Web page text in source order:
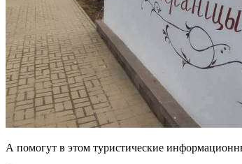
А помогут в этом туристические